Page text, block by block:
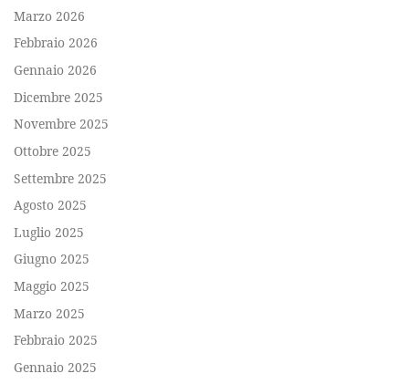
Marzo 2026
Febbraio 2026
Gennaio 2026
Dicembre 2025
Novembre 2025
Ottobre 2025
Settembre 2025
Agosto 2025
Luglio 2025
Giugno 2025
Maggio 2025
Marzo 2025
Febbraio 2025
Gennaio 2025